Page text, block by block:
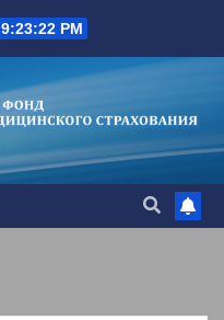
9:23:22 PM